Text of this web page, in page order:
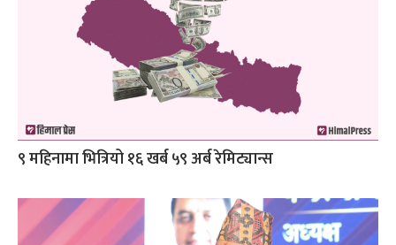
९ महिनामा भित्रियो १६ खर्ब ५९ अर्ब रेमिट्यान्स